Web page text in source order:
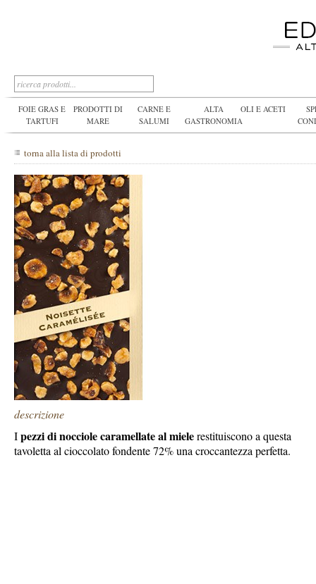
FOIE GRAS E
TARTUFI
PRODOTTI DI
MARE
CARNE E
SALUMI
ALTA
GASTRONOMIA
OLI E ACETI
torna alla lista di prodotti
descrizione
Ipezzi di nocciole caramellate al mielerestituiscono a questa
tavoletta al cioccolato fondente 72% una croccantezza perfetta.